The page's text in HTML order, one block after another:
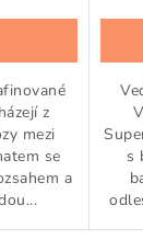
z
mezi
se
a
s